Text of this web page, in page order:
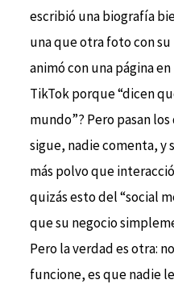
escribió una biografía
una que otra foto con
animó con una página
TikTok porque “dicen
mundo”? Pero pasan
sigue, nadie comenta, y
más polvo que
quizás esto del “social
que su negocio
Pero la verdad es otra:
funcione, es que nadie